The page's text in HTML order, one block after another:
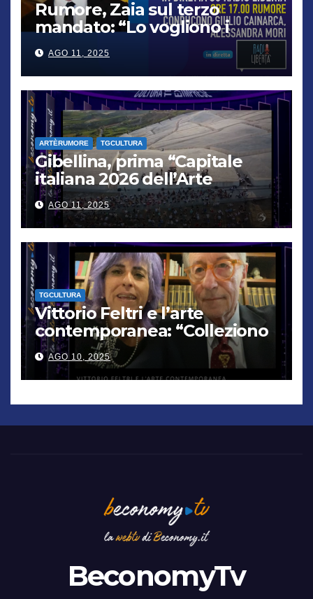
Rumore, Zaia sul terzo
mandato: “Lo vogliono i
cittadini, chi non lo capisce
verrà punito”
AGO 11, 2025
ARTÈRUMORE TGCULTURA
Gibellina, prima “Capitale
italiana 2026 dell’Arte
contemporanea”
AGO 11, 2025
TGCULTURA
Vittorio Feltri e l’arte
contemporanea: “Colleziono
De Chirico. Cattelan? Un
genio”
AGO 10, 2025
BeconomyTv